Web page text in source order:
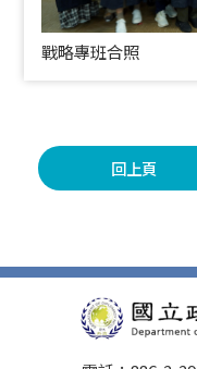
戰略專班合照
回上頁